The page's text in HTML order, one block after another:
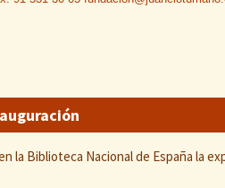
la Biblioteca Nacional de España la